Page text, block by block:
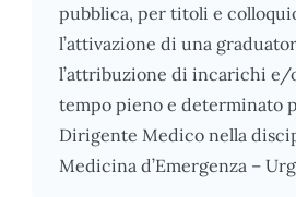
pubblica, per titoli e
l’attivazione di una
l’attribuzione di incarichi e/
tempo pieno e determinato
Dirigente Medico nella
Medicina d’Emergenza –